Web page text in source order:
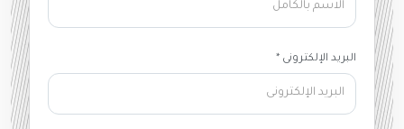
البريد الإلكترونى *